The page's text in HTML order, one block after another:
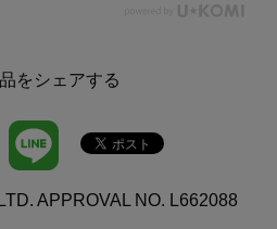
をシェアする
APPROVAL NO. L662088